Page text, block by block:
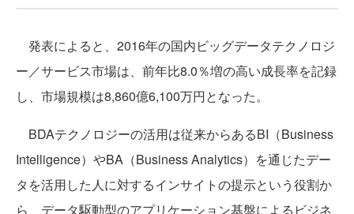
発表によると、2016年の国内ビッグデータテクノロジ
ー／サービス市場は、前年比8.0％増の高い成長率を記録
し、市場規模は8,860億6,100万円となった。
BDAテクノロジーの活用は従来からあるBI（Business
Intelligence）やBA（Business Analytics）を通じたデー
タを活用した人に対するインサイトの提示という役割か
ら、データ駆動型のアプリケーション基盤によるビジネ